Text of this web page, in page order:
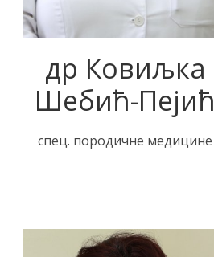
др Ковиљка
Шебић-Пејић
спец. породичне медицине